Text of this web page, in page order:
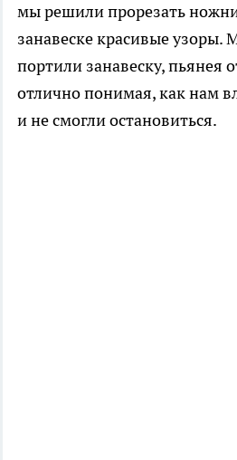
мы решили прорезать
занавеске красивые узоры.
портили занавеску, пьянея
отлично понимая, как нам
и не смогли остановиться.